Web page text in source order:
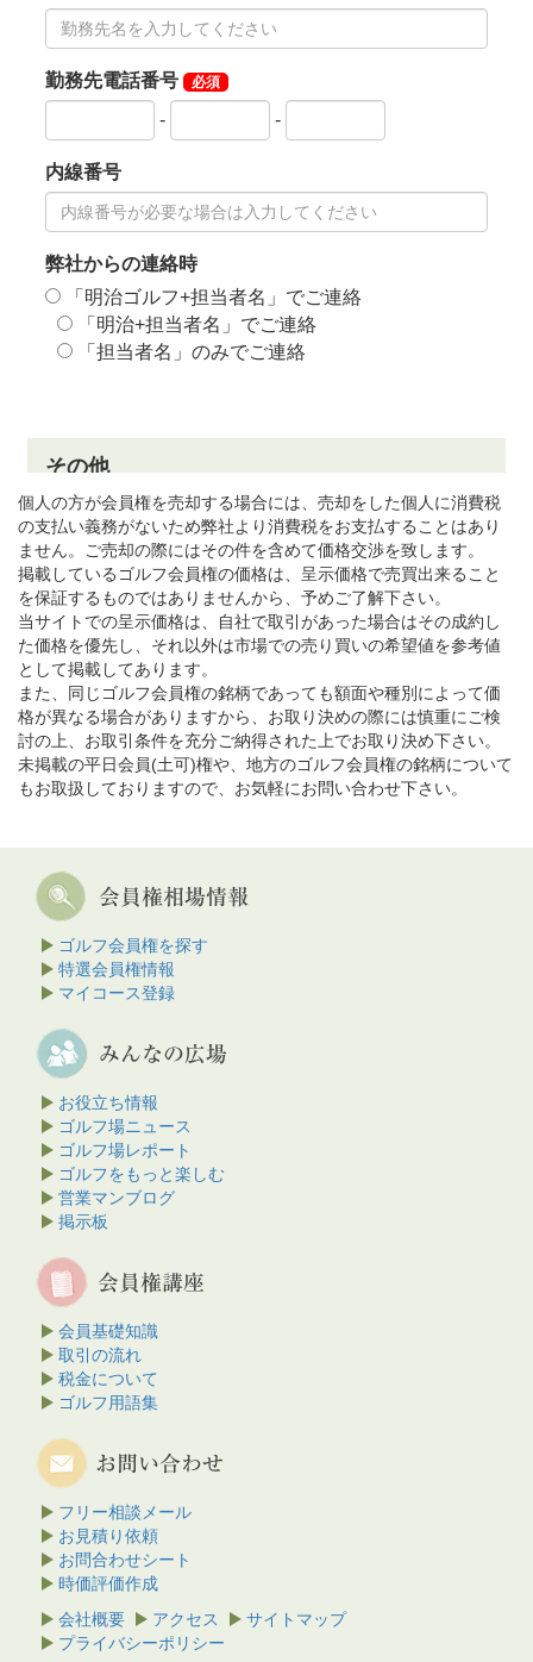
個人の方が会員権を売却する場合には、売却をした個人に消費税
の支払い義務がないため弊社より消費税をお支払することはあり
ません。ご売却の際にはその件を含めて価格交渉を致します。
掲載しているゴルフ会員権の価格は、呈示価格で売買出来ること
を保証するものではありませんから、予めご了解下さい。
当サイトでの呈示価格は、自社で取引があった場合はその成約し
た価格を優先し、それ以外は市場での売り買いの希望値を参考値
として掲載してあります。
また、同じゴルフ会員権の銘柄であっても額面や種別によって価
格が異なる場合がありますから、お取り決めの際には慎重にご検
討の上、お取引条件を充分ご納得された上でお取り決め下さい。
未掲載の平日会員(土可)権や、地方のゴルフ会員権の銘柄について
もお取扱しておりますので、お気軽にお問い合わせ下さい。
ゴルフ会員権を探す
特選会員権情報
マイコース登録
お役立ち情報
ゴルフ場ニュース
ゴルフ場レポート
ゴルフをもっと楽しむ
営業マンブログ
掲示板
会員基礎知識
取引の流れ
税金について
ゴルフ用語集
フリー相談メール
お見積り依頼
お問合わせシート
時価評価作成
会社概要
アクセス
サイトマップ
プライバシーポリシー